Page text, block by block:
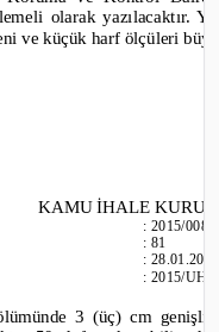
olarak yazılacaktır.
ve küçük harf ölçüleri
KAMU İHALE
:2015/008
:81
:
:2015/
3 (üç) cm